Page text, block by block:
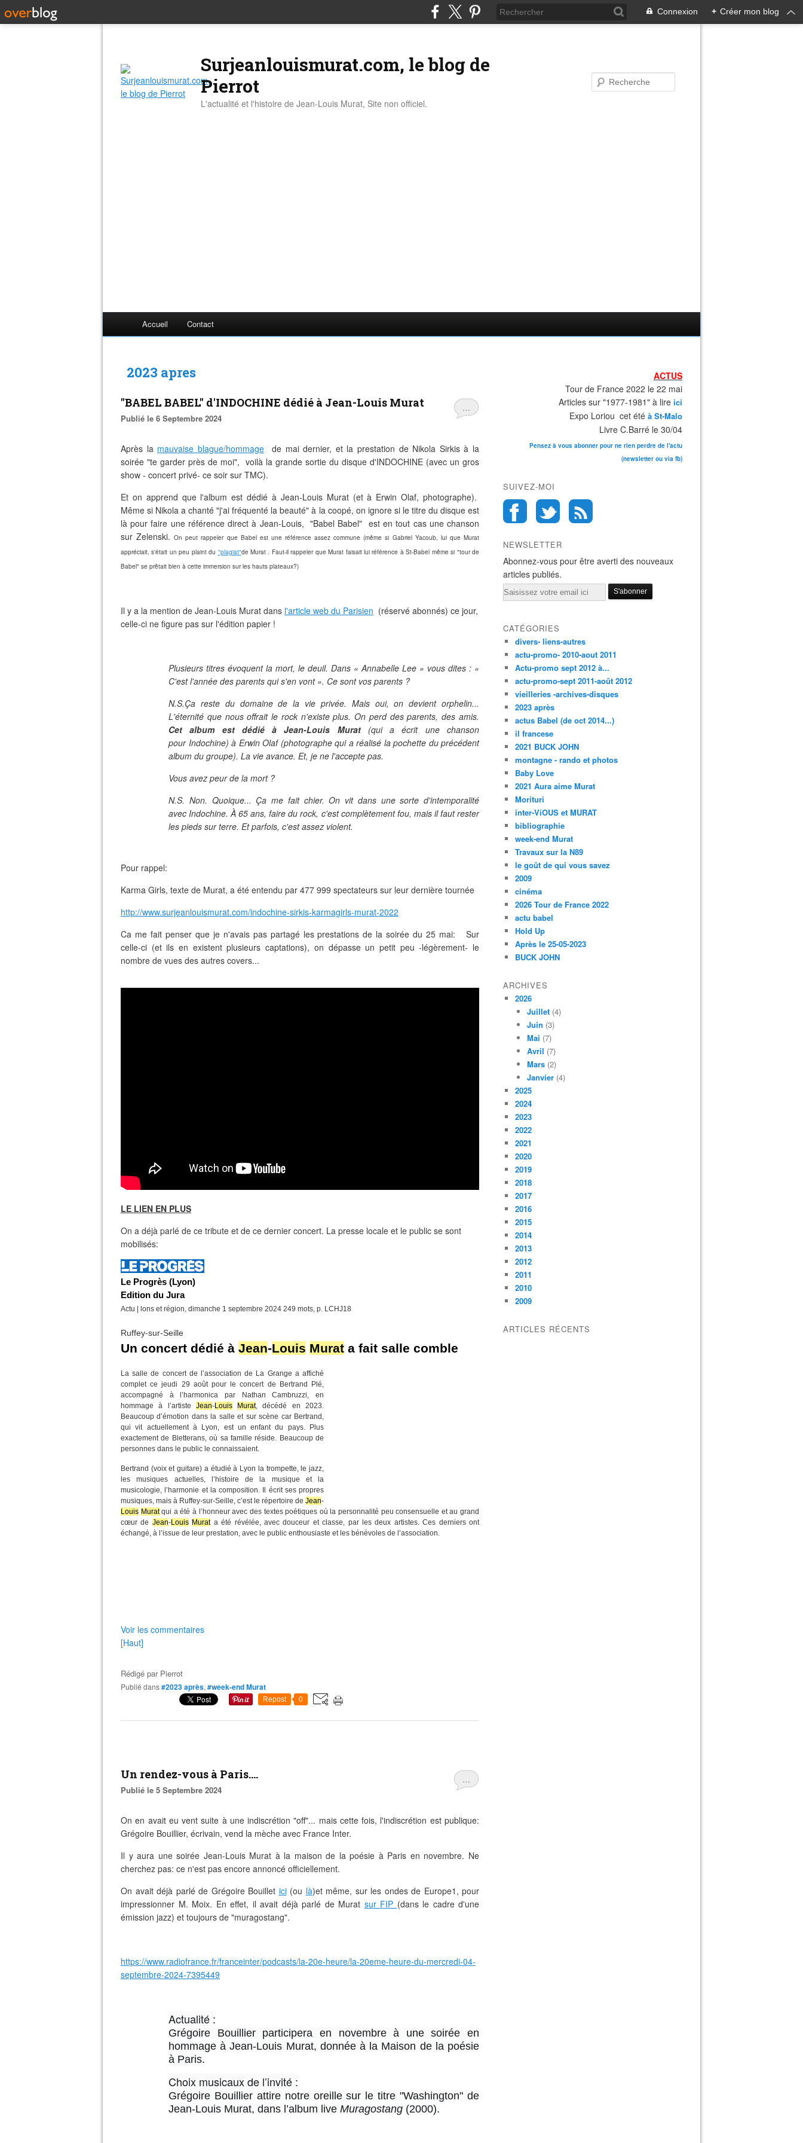
Connexion + Créer mon blog
Surjeanlouismurat.com, le blog de
Pierrot
L'actualité et l'histoire de Jean-Louis Murat, Site non officiel.
Accueil Contact
2023 apres
…
"BABEL BABEL" d'INDOCHINE dédié à Jean-Louis Murat
Publié le 6 Septembre 2024
Après la mauvaise blague/hommagede mai dernier, et la prestation de Nikola Sirkis à la
soirée "te garder près de moi", voilà la grande sortie du disque d'INDOCHINE (avec un gros
show - concert privé- ce soir sur TMC).
Et on apprend que l'album est dédié à Jean-Louis Murat (et à Erwin Olaf, photographe).
Même si Nikola a chanté "j'ai fréquenté la beauté" à la coopé, on ignore si le titre du disque est
là pour faire une référence direct à Jean-Louis, "Babel Babel" est en tout cas une chanson
sur Zelenski.On peut rappeler que Babel est une référence assez commune (même si Gabriel Yacoub, lui que Murat
appréciait, s'était un peu plaint du "plagiat"de Murat . Faut-il rappeler que Murat faisait lui référence à St-Babel même si "tour de
Babel" se prêtait bien à cette immersion sur les hauts plateaux?)
Il y a la mention de Jean-Louis Murat dans l'article web du Parisien (réservé abonnés) ce jour,
celle-ci ne figure pas sur l'édition papier !
Plusieurs titres évoquent la mort, le deuil. Dans « Annabelle Lee » vous dites : «
C'est l'année des parents qui s'en vont ». Ce sont vos parents ?
N.S.Ça reste du domaine de la vie privée. Mais oui, on devient orphelin...
L'éternité que nous offrait le rock n'existe plus. On perd des parents, des amis.
Cet album est dédié à Jean-Louis Murat(qui a écrit une chanson
pour Indochine) à Erwin Olaf (photographe qui a réalisé la pochette du précédent
album du groupe). La vie avance. Et, je ne l'accepte pas.
Vous avez peur de la mort ?
N.S. Non. Quoique... Ça me fait chier. On vit dans une sorte d'intemporalité
avec Indochine. À 65 ans, faire du rock, c'est complètement fou, mais il faut rester
les pieds sur terre. Et parfois, c'est assez violent.
Pour rappel:
Karma Girls, texte de Murat, a été entendu par 477 999 spectateurs sur leur dernière tournée
http://www.surjeanlouismurat.com/indochine-sirkis-karmagirls-murat-2022
Ca me fait penser que je n'avais pas partagé les prestations de la soirée du 25 mai: Sur
celle-ci (et ils en existent plusieurs captations), on dépasse un petit peu -légèrement- le
nombre de vues des autres covers...
LE LIEN EN PLUS
On a déjà parlé de ce tribute et de ce dernier concert. La presse locale et le public se sont
mobilisés:
Le Progrès (Lyon)
Edition du Jura
Actu | lons et région, dimanche 1 septembre 2024 249 mots, p. LCHJ18
Ruffey-sur-Seille
Un concert dédié à Jean-Louis Murat a fait salle comble
La salle de concert de l’association de La Grange a affiché
complet ce jeudi 29 août pour le concert de Bertrand Plé,
accompagné à l’harmonica par Nathan Cambruzzi, en
hommage à l’artiste
Jean-Louis Murat, décédé en 2023.
Beaucoup d’émotion dans la salle et sur scène car Bertrand,
qui vit actuellement à Lyon, est un enfant du pays. Plus
exactement de Bletterans, où sa famille réside. Beaucoup de
personnes dans le public le connaissaient.
Bertrand (voix et guitare) a étudié à Lyon la trompette, le jazz,
les musiques actuelles, l’histoire de la musique et la
musicologie, l’harmonie et la composition. Il écrit ses propres
musiques, mais à Ruffey-sur-Seille, c’est le répertoire de Jean-
Louis Murat qui a été à l’honneur avec des textes poétiques où la personnalité peu consensuelle et au grand
cœur de Jean-Louis Murat a été révélée, avec douceur et classe, par les deux artistes. Ces derniers ont
échangé, à l’issue de leur prestation, avec le public enthousiaste et les bénévoles de l’association.
Voir les commentaires
[Haut]
Rédigé par Pierrot
Publié dans#2023 après, #week-end Murat
Repost 0
…
Un rendez-vous à Paris....
Publié le 5 Septembre 2024
On en avait eu vent suite à une indiscrétion "off"... mais cette fois, l'indiscrétion est publique:
Grégoire Bouillier, écrivain, vend la mèche avec France Inter.
Il y aura une soirée Jean-Louis Murat à la maison de la poésie à Paris en novembre. Ne
cherchez pas: ce n'est pas encore annoncé officiellement.
On avait déjà parlé de Grégoire Bouillet ici(ou là)et même, sur les ondes de Europe1, pour
impressionner M. Moix. En effet, il avait déjà parlé de Murat sur FIP (dans le cadre d'une
émission jazz) et toujours de "muragostang".
https://www.radiofrance.fr/franceinter/podcasts/la-20e-heure/la-20eme-heure-du-mercredi-04-
septembre-2024-7395449
Actualité :
Grégoire Bouillier participera en novembre à une soirée en
hommage à Jean-Louis Murat, donnée à la Maison de la poésie
à Paris.
Choix musicaux de l’invité :
Grégoire Bouillier attire notre oreille sur le titre "Washington" de
Jean-Louis Murat, dans l’album live Muragostang (2000).
ACTUS
Tour de France 2022 le 22 mai
Articles sur "1977-1981" à lire ici
Expo Loriou cet été à St-Malo
Livre C.Barré le 30/04
Pensez à vous abonner pour ne rien perdre de l'actu
(newsletter ou via fb)
SUIVEZ-MOI
NEWSLETTER
Abonnez-vous pour être averti des nouveaux
articles publiés.
Email
CATÉGORIES
divers- liens-autres
actu-promo- 2010-aout 2011
Actu-promo sept 2012 à...
actu-promo-sept 2011-août 2012
vieilleries -archives-disques
2023 après
actus Babel (de oct 2014...)
il francese
2021 BUCK JOHN
montagne - rando et photos
Baby Love
2021 Aura aime Murat
Morituri
inter-ViOUS et MURAT
bibliographie
week-end Murat
Travaux sur la N89
le goût de qui vous savez
2009
cinéma
2026 Tour de France 2022
actu babel
Hold Up
Après le 25-05-2023
BUCK JOHN
ARCHIVES
2026
Juillet (4)
Juin (3)
Mai (7)
Avril (7)
Mars (2)
Janvier (4)
2025
2024
2023
2022
2021
2020
2019
2018
2017
2016
2015
2014
2013
2012
2011
2010
2009
ARTICLES RÉCENTS